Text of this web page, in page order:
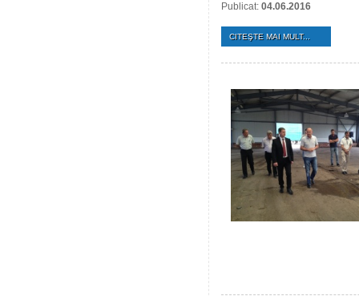
Publicat: 04.06.2016
CITEŞTE MAI MULT...